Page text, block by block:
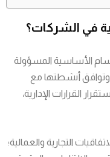
في الشركات؟
الأساسية المسؤولة
أنشطتها مع
القرارات الإدارية،
التجارية والعمالية؛